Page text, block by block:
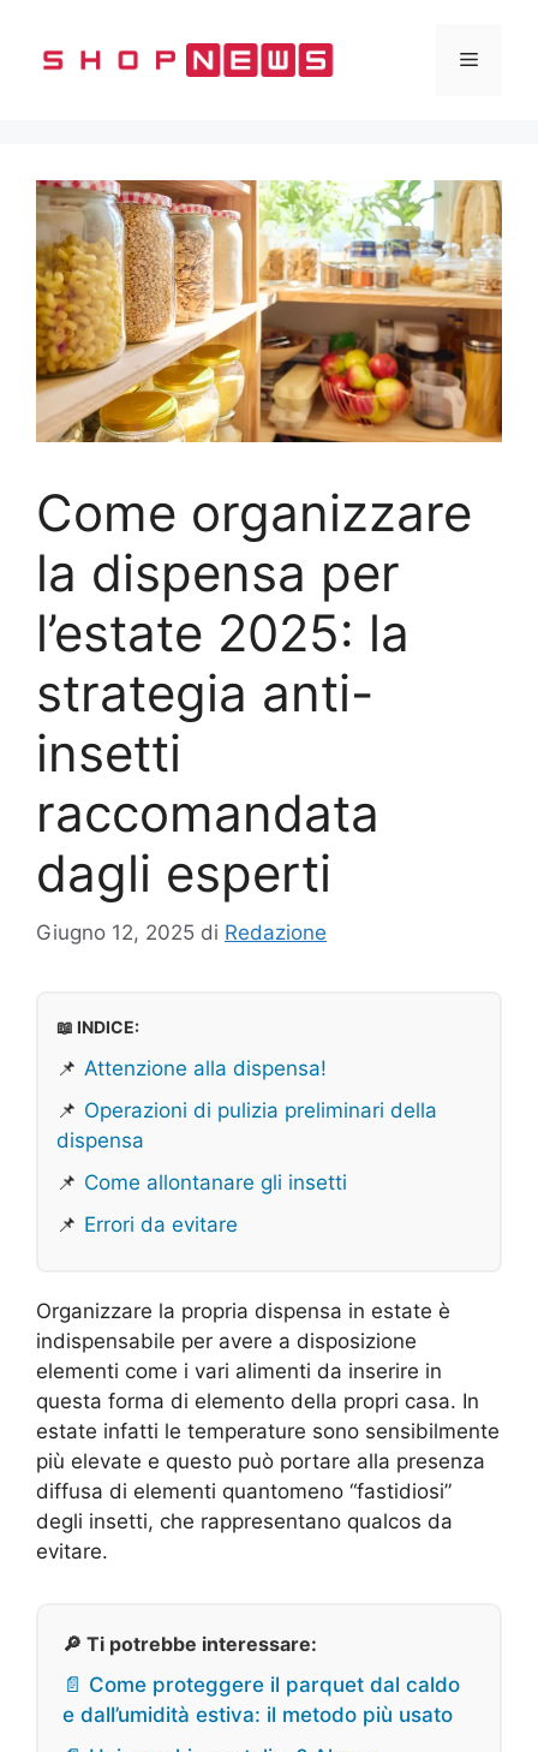
contenuto
Menu
Come organizzare
la dispensa per
l’estate 2025: la
strategia anti-
insetti
raccomandata
dagli esperti
Giugno 12, 2025 di Redazione
📖 INDICE:
📌 Attenzione alla dispensa!
📌 Operazioni di pulizia preliminari della
dispensa
📌 Come allontanare gli insetti
📌 Errori da evitare
Organizzare la propria dispensa in estate è
indispensabile per avere a disposizione
elementi come i vari alimenti da inserire in
questa forma di elemento della propri casa. In
estate infatti le temperature sono sensibilmente
più elevate e questo può portare alla presenza
diffusa di elementi quantomeno “fastidiosi”
degli insetti, che rappresentano qualcos da
evitare.
🔎 Ti potrebbe interessare:
📄 Come proteggere il parquet dal caldo
e dall’umidità estiva: il metodo più usato